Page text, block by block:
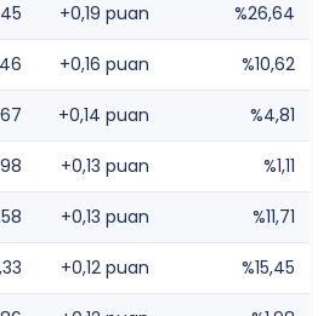
+0,19 puan %26,64
+0,16 puan %10,62
+0,14 puan %4,81
+0,13 puan %1,11
+0,13 puan %11,71
+0,12 puan %15,45